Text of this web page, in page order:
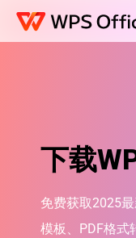
下载
免费获取2025
模板、PDF格式